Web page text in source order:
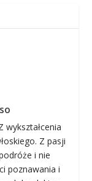
wykształcenia
Z pasji
i nie
poznawania i